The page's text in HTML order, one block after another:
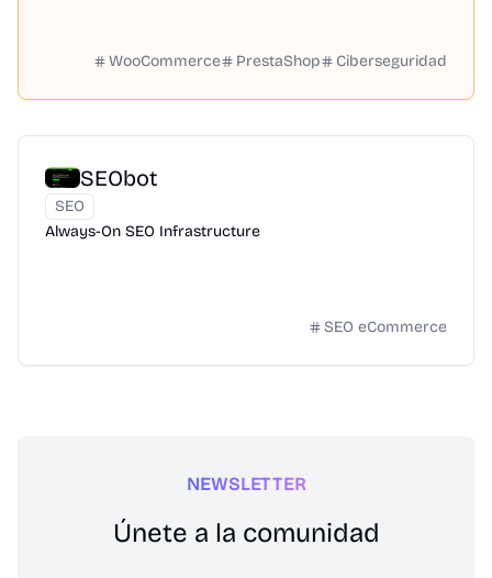
WooCommerce PrestaShop Ciberseguridad
SEObot
SEO
Always-On SEO Infrastructure
SEO eCommerce
NEWSLETTER
Únete a la comunidad